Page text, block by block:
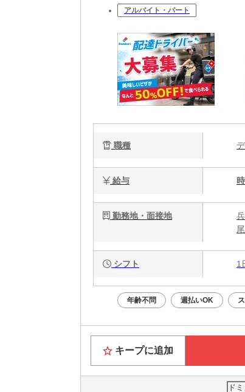
アルバイト・パート
職種
給与
勤務地・面接地
シフト 1
年齢不問 週払いOK
キープに追加
ド